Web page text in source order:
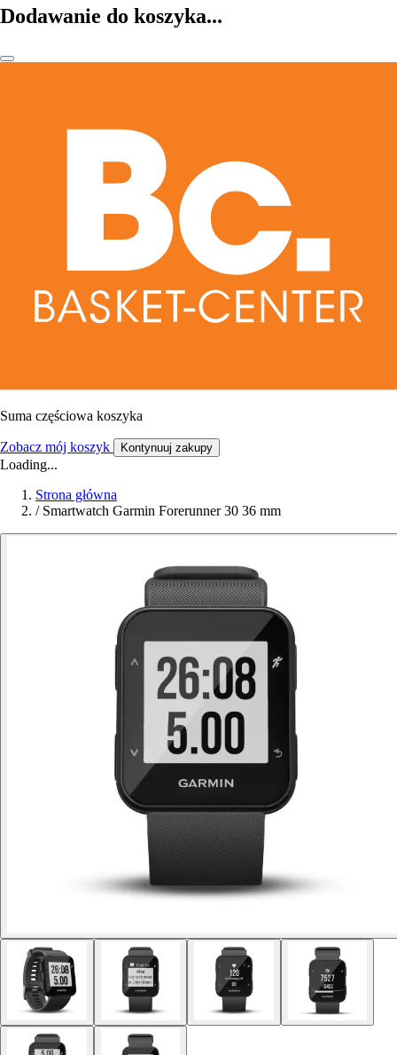
Dodawanie do koszyka...
Suma częściowa koszyka
Zobacz mój koszyk Kontynuuj zakupy
Loading...
Strona główna
/ Smartwatch Garmin Forerunner 30 36 mm